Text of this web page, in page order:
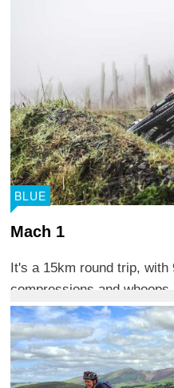
BLUE
Mach 1
It's a 15km round trip,
compressions and whoops,